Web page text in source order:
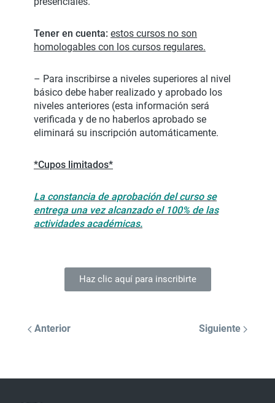
Tener en cuenta: estos cursos no son
homologables con los cursos regulares.
– Para inscribirse a niveles superiores al nivel
básico debe haber realizado y aprobado los
niveles anteriores (esta información será
verificada y de no haberlos aprobado se
eliminará su inscripción automáticamente.
*Cupos limitados*
La constancia de aprobación del curso se
entrega una vez alcanzado el 100% de las
actividades académicas.
Haz clic aquí para inscribirte
Anterior Siguiente